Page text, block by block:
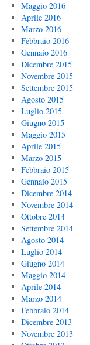
Maggio 2016
Aprile 2016
Marzo 2016
Febbraio 2016
Gennaio 2016
Dicembre 2015
Novembre 2015
Settembre 2015
Agosto 2015
Luglio 2015
Giugno 2015
Maggio 2015
Aprile 2015
Marzo 2015
Febbraio 2015
Gennaio 2015
Dicembre 2014
Novembre 2014
Ottobre 2014
Settembre 2014
Agosto 2014
Luglio 2014
Giugno 2014
Maggio 2014
Aprile 2014
Marzo 2014
Febbraio 2014
Dicembre 2013
Novembre 2013